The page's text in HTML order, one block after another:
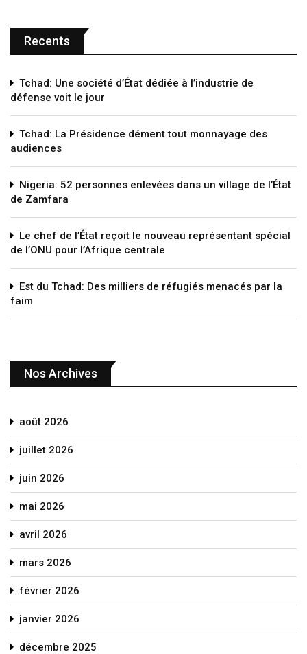
Recents
Tchad: Une société d’État dédiée à l’industrie de
défense voit le jour
Tchad: La Présidence dément tout monnayage des
audiences
Nigeria: 52 personnes enlevées dans un village de l’État
de Zamfara
Le chef de l’État reçoit le nouveau représentant spécial
de l’ONU pour l’Afrique centrale
Est du Tchad: Des milliers de réfugiés menacés par la
faim
Nos Archives
août 2026
juillet 2026
juin 2026
mai 2026
avril 2026
mars 2026
février 2026
janvier 2026
décembre 2025